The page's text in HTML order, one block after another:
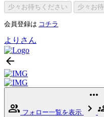
少々お待ちください 少々お
会員登録は コチラ
よりさん
フォロー一覧を表示